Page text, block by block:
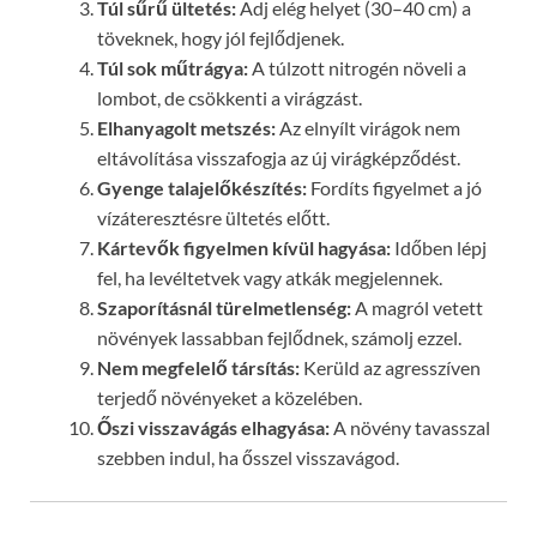
Túl sűrű ültetés:Adj elég helyet (30–40 cm) a
töveknek, hogy jól fejlődjenek.
Túl sok műtrágya:A túlzott nitrogén növeli a
lombot, de csökkenti a virágzást.
Elhanyagolt metszés:Az elnyílt virágok nem
eltávolítása visszafogja az új virágképződést.
Gyenge talajelőkészítés: Fordíts figyelmet a jó
vízáteresztésre ültetés előtt.
Kártevők figyelmen kívül hagyása: Időben lépj
fel, ha levéltetvek vagy atkák megjelennek.
Szaporításnál türelmetlenség:A magról vetett
növények lassabban fejlődnek, számolj ezzel.
Nem megfelelő társítás: Kerüld az agresszíven
terjedő növényeket a közelében.
Őszi visszavágás elhagyása:A növény tavasszal
szebben indul, ha ősszel visszavágod.